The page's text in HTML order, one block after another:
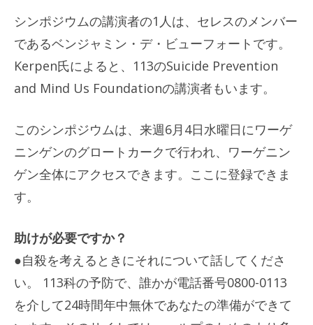
シンポジウムの講演者の1人は、セレスのメンバー
であるベンジャミン・デ・ビューフォートです。
Kerpen氏によると、113のSuicide Prevention
and Mind Us Foundationの講演者もいます。
このシンポジウムは、来週6月4日水曜日にワーゲ
ニンゲンのグロートカークで行われ、ワーゲニン
ゲン全体にアクセスできます。ここに登録できま
す。
助けが必要ですか？
●自殺を考えるときにそれについて話してくださ
い。 113科の予防で、誰かが電話番号0800-0113
を介して24時間年中無休であなたの準備ができて